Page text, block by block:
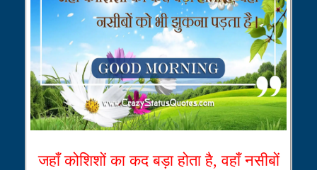
जहाँ कोशिशों का कद बड़ा होता है, वहाँ नसीबों